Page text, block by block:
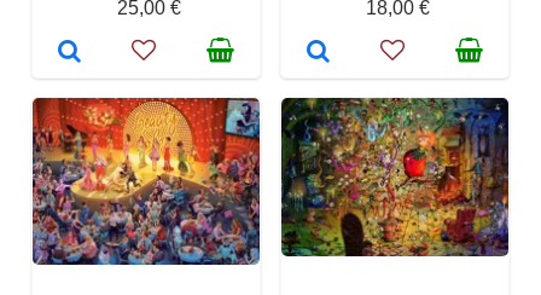
25,00 €
18,00 €